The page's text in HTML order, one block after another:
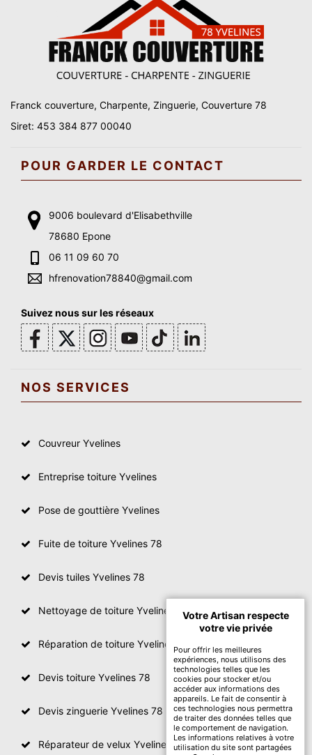
Franck couverture, Charpente, Zinguerie, Couverture 78
Siret: 453 384 877 00040
POUR GARDER LE CONTACT
9006 boulevard d'Elisabethville
78680 Epone
06 11 09 60 70
hfrenovation78840@gmail.com
Suivez nous sur les réseaux
NOS SERVICES
Couvreur Yvelines
Entreprise toiture Yvelines
Pose de gouttière Yvelines
Fuite de toiture Yvelines 78
Devis tuiles Yvelines 78
Nettoyage de toiture Yvelines
Réparation de toiture Yvelines 78
Devis toiture Yvelines 78
Devis zinguerie Yvelines 78
Réparateur de velux Yvelines 78
Votre Artisan respecte
votre vie privée
Pour offrir les meilleures
expériences, nous utilisons des
technologies telles que les
cookies pour stocker et/ou
accéder aux informations des
appareils. Le fait de consentir à
ces technologies nous permettra
de traiter des données telles que
le comportement de navigation.
Les informations relatives à votre
utilisation du site sont partagées